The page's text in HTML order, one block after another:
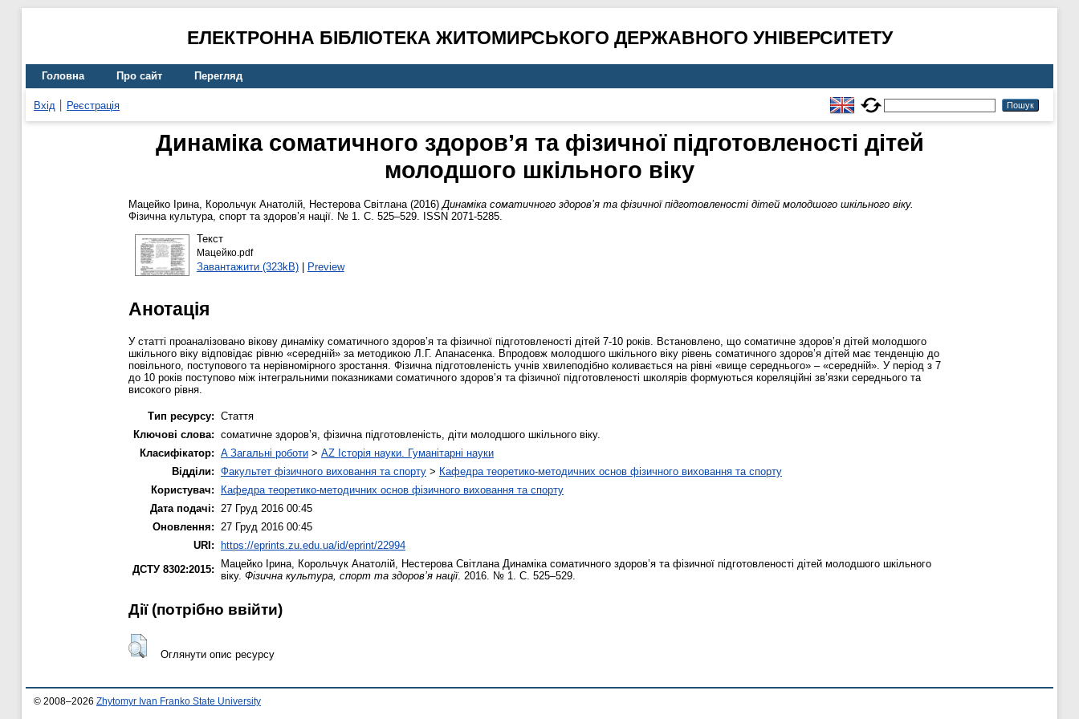
ЕЛЕКТРОННА БІБЛІОТЕКА ЖИТОМИРСЬКОГО ДЕРЖАВНОГО УНІВЕРСИТЕТУ
Головна Про сайт Перегляд
Вхід Реєстрація
Динаміка соматичного здоров’я та фізичної підготовленості дітей
молодшого шкільного віку
Мацейко Ірина, Корольчук Анатолій, Нестерова Світлана(2016)Динаміка соматичного здоров’я та фізичної підготовленості дітей молодшого шкільного віку.
Фізична культура, спорт та здоров’я нації. № 1. С. 525–529. ISSN 2071-5285.
Текст
Мацейко.pdf
Завантажити (323kB)| Preview
Анотація
У статті проаналізовано вікову динаміку соматичного здоров’я та фізичної підготовленості дітей 7-10 років. Встановлено, що соматичне здоров’я дітей молодшого
шкільного віку відповідає рівню «середній» за методикою Л.Г. Апанасенка. Впродовж молодшого шкільного віку рівень соматичного здоров’я дітей має тенденцію до
повільного, поступового та нерівномірного зростання. Фізична підготовленість учнів хвилеподібно коливається на рівні «вище середнього» – «середній». У період з 7
до 10 років поступово між інтегральними показниками соматичного здоров’я та фізичної підготовленості школярів формуються кореляційні зв’язки середнього та
високого рівня.
Тип ресурсу: Стаття
Ключові слова: соматичне здоров’я, фізична підготовленість, діти молодшого шкільного віку.
Класифікатор: A Загальні роботи > AZ Історія науки. Гуманітарні науки
Відділи: Факультет фізичного виховання та спорту > Кафедра теоретико-методичних основ фізичного виховання та спорту
Користувач:
Кафедра теоретико-методичних основ фізичного виховання та спорту
Дата подачі:
27 Груд 2016 00:45
Оновлення:
27 Груд 2016 00:45
URI: https://eprints.zu.edu.ua/id/eprint/22994
ДСТУ 8302:2015:
Мацейко Ірина Корольчук Анатолій Нестерова Світлана Динаміка соматичного здоров’я та фізичної підготовленості дітей молодшого шкільного
віку. Фізична культура, спорт та здоров’я нації. 2016. № 1. С. 525–529.
Дії ​​(потрібно ввійти)
Оглянути опис ресурсу
© 2008–2026 Zhytomyr Ivan Franko State University